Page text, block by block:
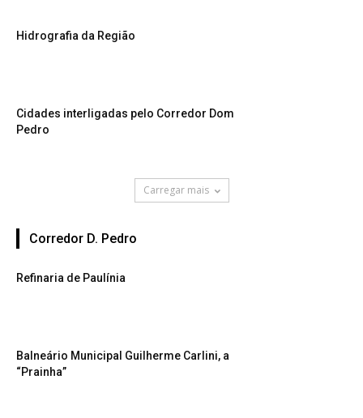
Hidrografia da Região
Cidades interligadas pelo Corredor Dom
Pedro
Carregar mais
Corredor D. Pedro
Refinaria de Paulínia
Balneário Municipal Guilherme Carlini, a
“Prainha”